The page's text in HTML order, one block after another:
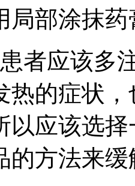
局部涂抹
者应该多
热的症状
以应该选
的方法来